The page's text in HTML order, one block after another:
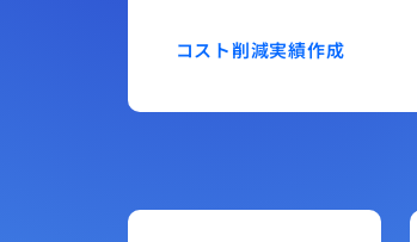
コスト削減実績作成